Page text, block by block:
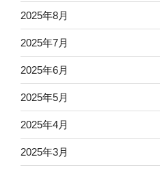
2025年8月
2025年7月
2025年6月
2025年5月
2025年4月
2025年3月